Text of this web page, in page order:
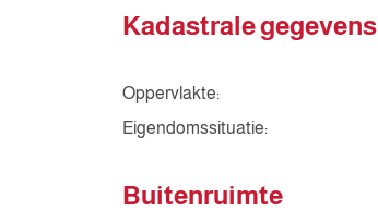
Kadastrale gegevens
Oppervlakte:
Eigendomssituatie:
Buitenruimte